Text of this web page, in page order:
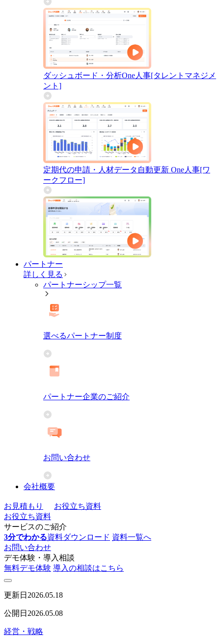
ダッシュボード・分析One人事[タレントマネジメ
ント]
定期代の申請・人材データ自動更新 One人事[ワ
ークフロー]
パートナー
詳しく見る
パートナーシップ一覧
選べるパートナー制度
パートナー企業のご紹介
お問い合わせ
会社概要
お見積もり
お役立ち資料
お役立ち資料
サービスのご紹介
3分でわかる資料ダウンロード 資料一覧へ
お問い合わせ
デモ体験・導入相談
無料デモ体験 導入の相談はこちら
更新日 2026.05.18
公開日 2026.05.08
経営・戦略